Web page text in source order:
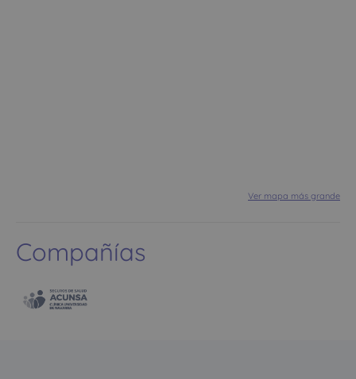
Ver mapa más grande
Compañías